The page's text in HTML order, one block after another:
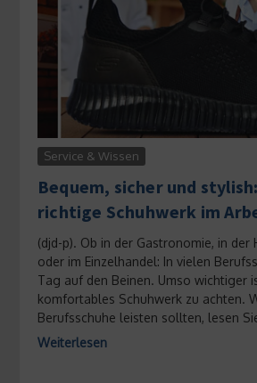
Service & Wissen
Bequem, sicher und
richtige Schuhwerk im
(djd-p). Ob in der Gastronomie, in
oder im Einzelhandel: In vielen
Tag auf den Beinen. Umso wichtiger
komfortables Schuhwerk zu achten.
Berufsschuhe leisten sollten, lesen
Weiterlesen